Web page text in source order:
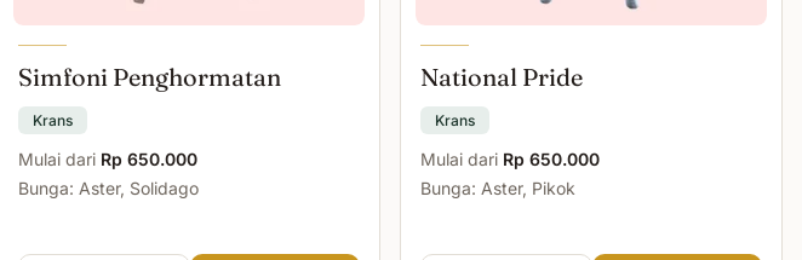
Simfoni Penghormatan
Krans
Mulai dari Rp 650.000
Bunga: Aster, Solidago
National Pride
Krans
Mulai dari Rp 650.000
Bunga: Aster, Pikok